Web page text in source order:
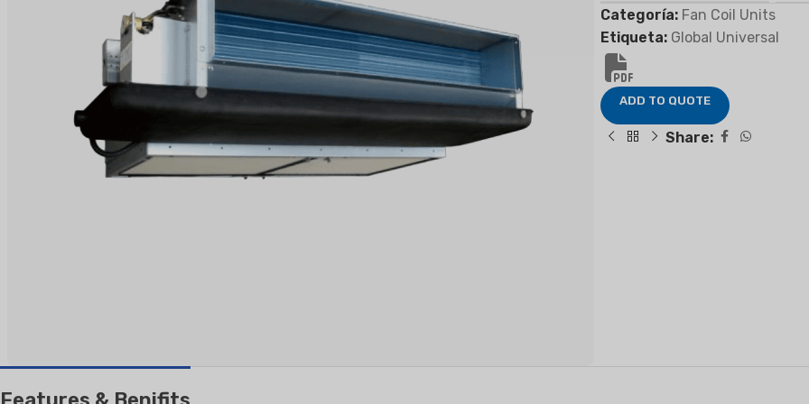
AIRES ACONDICIONADOS
RESIDENCIALES
Split de pared
Split de suelo
AIR PURIFIER DEHUMIDIFIER
RESIDENTIAL
AIR COOLER
Categoría: Fan Coil Units
Etiqueta: Global Universal
ADD TO QUOTE
Share: